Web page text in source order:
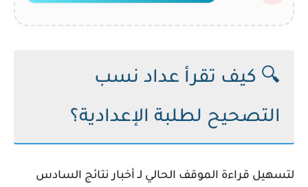
🔍 كيف تقرأ عداد نسب
التصحيح لطلبة الإعدادية؟
لتسهيل قراءة الموقف الحالي لـ أخبار نتائج السادس